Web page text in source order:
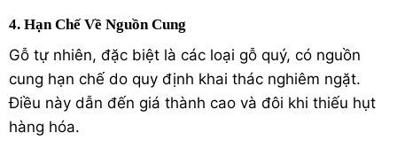
4. Hạn Chế Về Nguồn Cung
Gỗ tự nhiên, đặc biệt là các loại gỗ quý, có nguồn
cung hạn chế do quy định khai thác nghiêm ngặt.
Điều này dẫn đến giá thành cao và đôi khi thiếu hụt
hàng hóa.